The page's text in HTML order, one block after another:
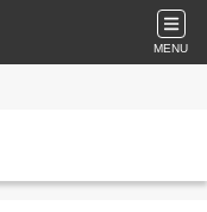
MENU